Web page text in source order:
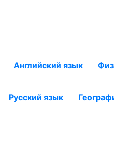
Английский язык
Русский язык